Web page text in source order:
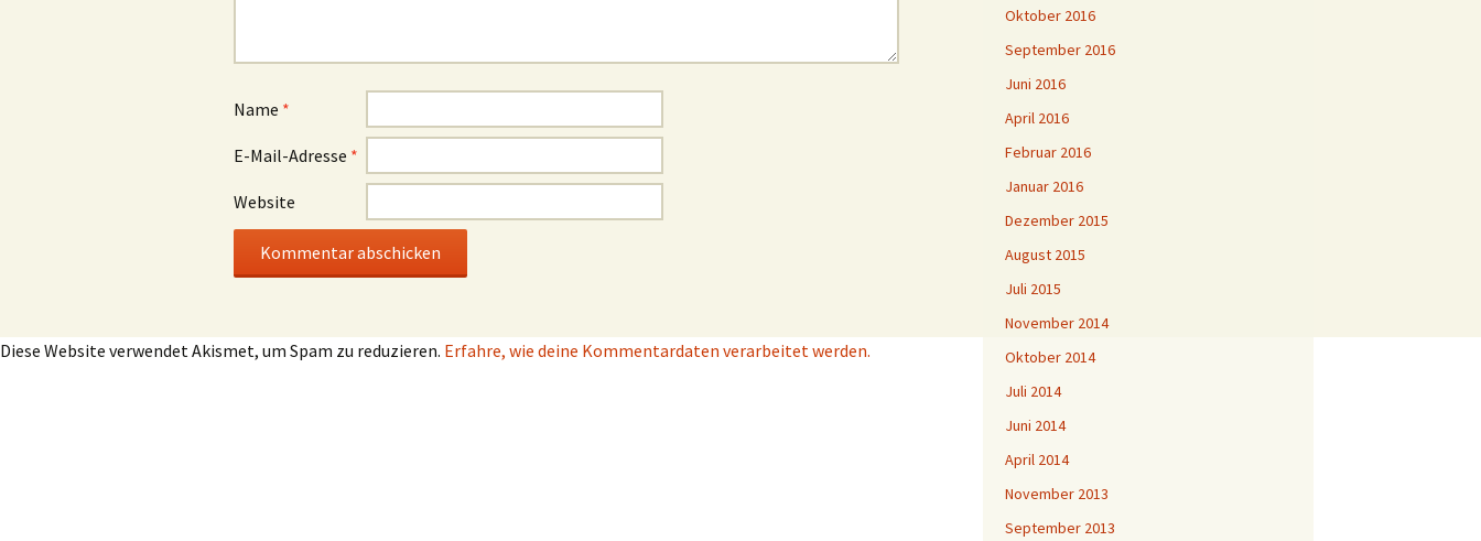
Name *
E-Mail-Adresse *
Website
Diese Website verwendet Akismet, um Spam zu reduzieren. Erfahre, wie deine Kommentardaten verarbeitet werden.
Oktober 2016
September 2016
Juni 2016
April 2016
Februar 2016
Januar 2016
Dezember 2015
August 2015
Juli 2015
November 2014
Oktober 2014
Juli 2014
Juni 2014
April 2014
November 2013
September 2013